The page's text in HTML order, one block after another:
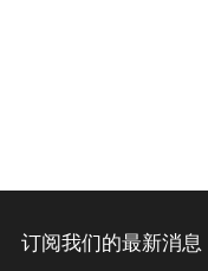
订阅我们的最新消息